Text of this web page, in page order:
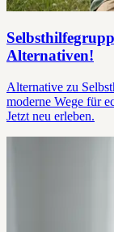
Alternativen!
Alternative zu
moderne Wege für
Jetzt neu erleben.